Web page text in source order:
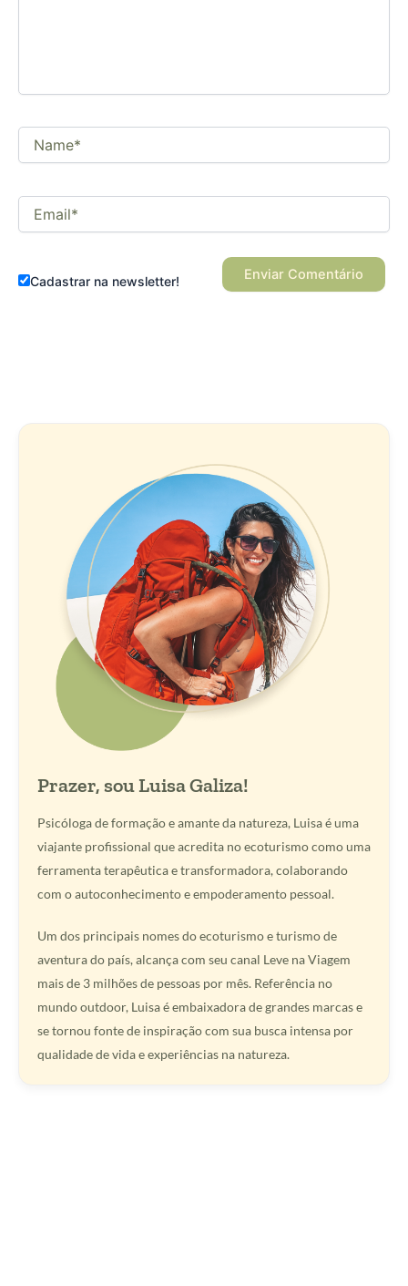
Name*
Email*
Cadastrar na newsletter!
Prazer, sou Luisa Galiza!
Psicóloga de formação e amante da natureza, Luisa é uma
viajante profissional que acredita no ecoturismo como uma
ferramenta terapêutica e transformadora, colaborando
com o autoconhecimento e empoderamento pessoal.
Um dos principais nomes do ecoturismo e turismo de
aventura do país, alcança com seu canal Leve na Viagem
mais de 3 milhões de pessoas por mês. Referência no
mundo outdoor, Luisa é embaixadora de grandes marcas e
se tornou fonte de inspiração com sua busca intensa por
qualidade de vida e experiências na natureza.